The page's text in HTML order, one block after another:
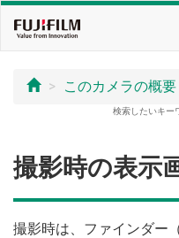
このカメラの概要
検索したいキー
撮影時の表示
撮影時は、ファインダー